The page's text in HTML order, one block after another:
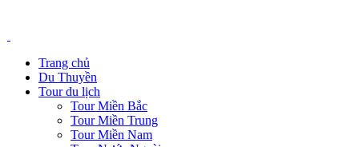
Trang chủ
Du Thuyền
Tour du lịch
Tour Miền Bắc
Tour Miền Trung
Tour Miền Nam